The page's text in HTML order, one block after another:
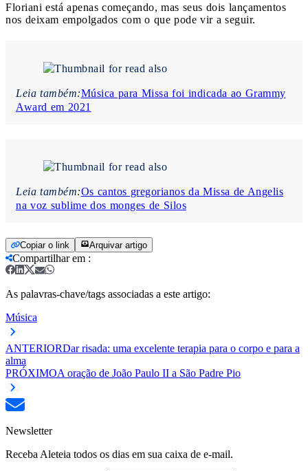
Floriani está apenas começando, mas seus dois lançamentos
nos deixam empolgados com o que pode vir a seguir.
Leia também:Música para Missa foi indicada ao Grammy
Award em 2021
Leia também:Os cantos gregorianos da Missa de Angelis
na voz sublime dos monges de Silos
Copiar o link Arquivar artigo
Compartilhar em :
As palavras-chave/tags associadas a este artigo:
Música
ANTERIORDar risada: uma excelente terapia para o corpo e para a
alma
PRÓXIMOA oração de João Paulo II a São Padre Pio
Newsletter
Receba Aleteia todos os dias em sua caixa de e-mail.